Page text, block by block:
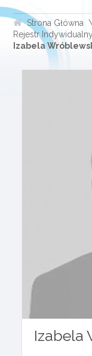
Strona Główna
Rejestr
Izabela
Izabela